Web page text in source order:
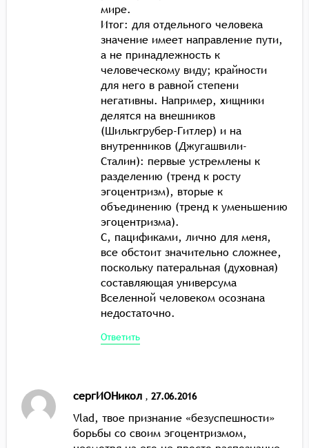
мире.
Итог: для отдельного человека
значение имеет направление пути,
а не принадлежность к
человеческому виду; крайности
для него в равной степени
негативны. Например, хищники
делятся на внешников
(Шилькгрубер-Гитлер) и на
внутренников (Джугашвили-
Сталин): первые устремлены к
разделению (тренд к росту
эгоцентризм), вторые к
объединению (тренд к уменьшению
эгоцентризма).
С, пацификами, лично для меня,
все обстоит значительно сложнее,
поскольку патеральная (духовная)
составляющая универсума
Вселенной человеком осознана
недостаточно.
Ответить
сергИОНикол , 27.06.2016
Vlad, твое признание «безуспешности»
борьбы со своим эгоцентризмом,